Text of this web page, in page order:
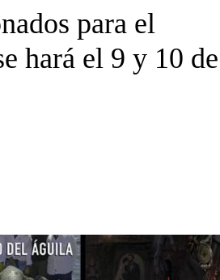
para el
hará el 9 y 10 de